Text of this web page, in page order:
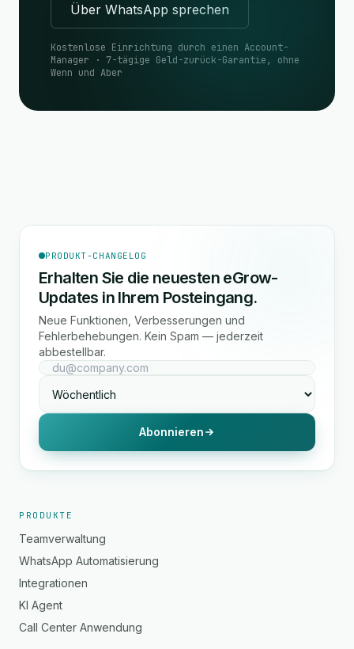
Über WhatsApp sprechen
Kostenlose Einrichtung durch einen Account-
Manager · 7-tägige Geld-zurück-Garantie, ohne
Wenn und Aber
PRODUKT-CHANGELOG
Erhalten Sie die neuesten eGrow-
Updates in Ihrem Posteingang.
Neue Funktionen, Verbesserungen und
Fehlerbehebungen. Kein Spam — jederzeit
abbestellbar.
Abonnieren
PRODUKTE
Teamverwaltung
WhatsApp Automatisierung
Integrationen
KI Agent
Call Center Anwendung